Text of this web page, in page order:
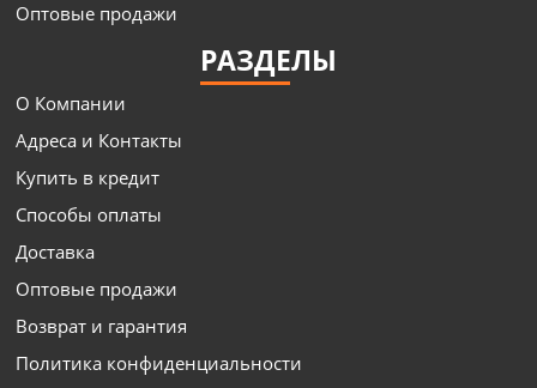
Оптовые продажи
РАЗДЕЛЫ
О Компании
Адреса и Контакты
Купить в кредит
Способы оплаты
Доставка
Оптовые продажи
Возврат и гарантия
Политика конфиденциальности